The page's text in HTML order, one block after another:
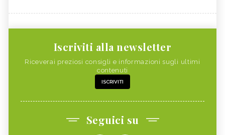
Iscriviti alla newsletter
Riceverai preziosi consigli e informazioni sugli ultimi
contenuti
ISCRIVITI
Seguici su